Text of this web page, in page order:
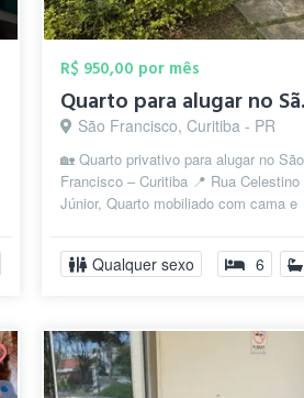
R$ 950,00 por mês
São Francisco, Curitiba - PR
🏡 Quarto privativo para alugar no São
Francisco – Curitiba 📍 Rua Celestino
Júnior, Quarto mobiliado com cama e
Qualquer sexo 6